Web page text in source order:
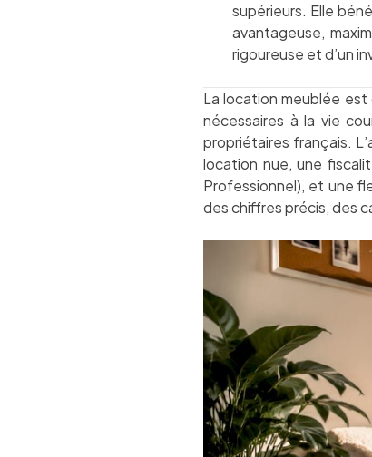
supérieurs. Elle
avantageuse,
rigoureuse et d’un
La location meublée
nécessaires à la vie
propriétaires français.
location nue, une
Professionnel), et une
des chiffres précis, des